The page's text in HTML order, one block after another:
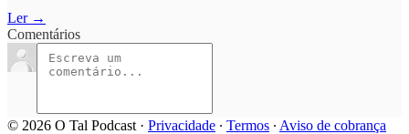
Ler →
Comentários
© 2026 O Tal Podcast · Privacidade ∙ Termos ∙ Aviso de cobrança